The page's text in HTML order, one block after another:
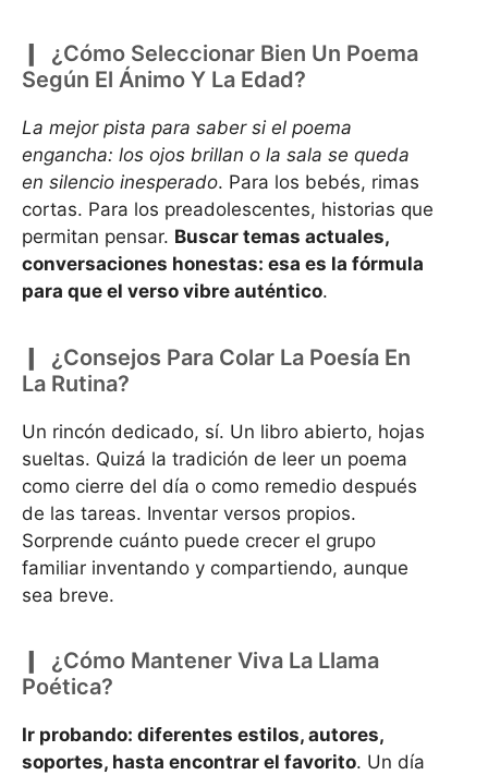
¿Cómo Seleccionar Bien Un Poema
Según El Ánimo Y La Edad?
La mejor pista para saber si el poema
engancha: los ojos brillan o la sala se queda
en silencio inesperado. Para los bebés, rimas
cortas. Para los preadolescentes, historias que
permitan pensar. Buscar temas actuales,
conversaciones honestas: esa es la fórmula
para que el verso vibre auténtico.
¿Consejos Para Colar La Poesía En
La Rutina?
Un rincón dedicado, sí. Un libro abierto, hojas
sueltas. Quizá la tradición de leer un poema
como cierre del día o como remedio después
de las tareas. Inventar versos propios.
Sorprende cuánto puede crecer el grupo
familiar inventando y compartiendo, aunque
sea breve.
¿Cómo Mantener Viva La Llama
Poética?
Ir probando: diferentes estilos, autores,
soportes, hasta encontrar el favorito. Un día